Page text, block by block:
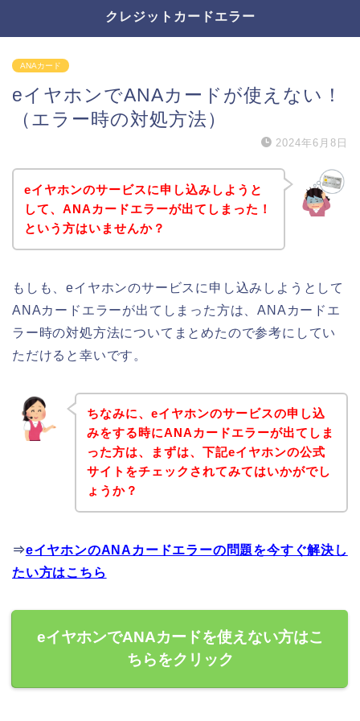
クレジットカードエラー
ANAカード
eイヤホンでANAカードが使えない！
（エラー時の対処方法）
2024年6月8日
eイヤホンのサービスに申し込みしようと
して、ANAカードエラーが出てしまった！
という方はいませんか？
もしも、eイヤホンのサービスに申し込みしようとして
ANAカードエラーが出てしまった方は、ANAカードエ
ラー時の対処方法についてまとめたので参考にしてい
ただけると幸いです。
ちなみに、eイヤホンのサービスの申し込
みをする時にANAカードエラーが出てしま
った方は、まずは、下記eイヤホンの公式
サイトをチェックされてみてはいかがでし
ょうか？
⇒eイヤホンのANAカードエラーの問題を今すぐ解決し
たい方はこちら
eイヤホンでANAカードを使えない方はこ
ちらをクリック